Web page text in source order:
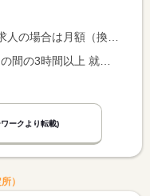
求人の場合は時間額を表示しています。
ークより転載)
）